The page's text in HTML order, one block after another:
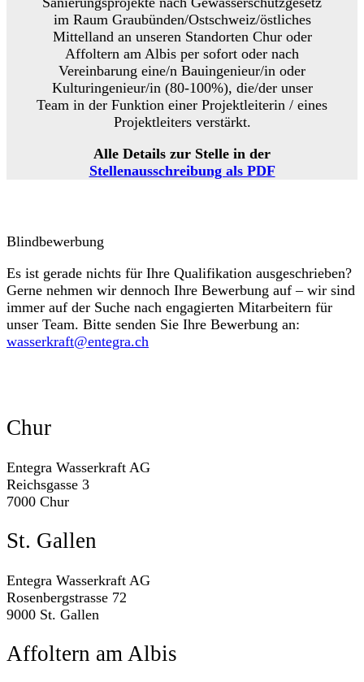
im Raum Graubünden/Ostschweiz/östliches
Mittelland an unseren Standorten Chur oder
Affoltern am Albis per sofort oder nach
Vereinbarung eine/n Bauingenieur/in oder
Kulturingenieur/in (80-100%), die/der unser
Team in der Funktion einer Projektleiterin / eines
Projektleiters verstärkt.
Alle Details zur Stelle in der
Stellenausschreibung als PDF
Blindbewerbung
Es ist gerade nichts für Ihre Qualifikation ausgeschrieben?
Gerne nehmen wir dennoch Ihre Bewerbung auf – wir sind
immer auf der Suche nach engagierten Mitarbeitern für
unser Team. Bitte senden Sie Ihre Bewerbung an:
wasserkraft@entegra.ch
Chur
Entegra Wasserkraft AG
Reichsgasse 3
7000 Chur
St. Gallen
Entegra Wasserkraft AG
Rosenbergstrasse 72
9000 St. Gallen
Affoltern am Albis